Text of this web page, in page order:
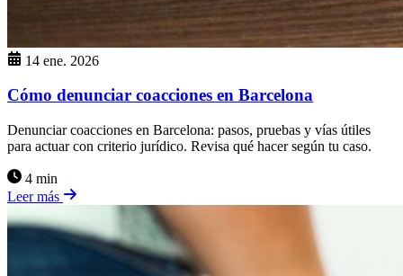
14 ene. 2026
Cómo denunciar coacciones en Barcelona
Denunciar coacciones en Barcelona: pasos, pruebas y vías útiles
para actuar con criterio jurídico. Revisa qué hacer según tu caso.
4 min
Leer más